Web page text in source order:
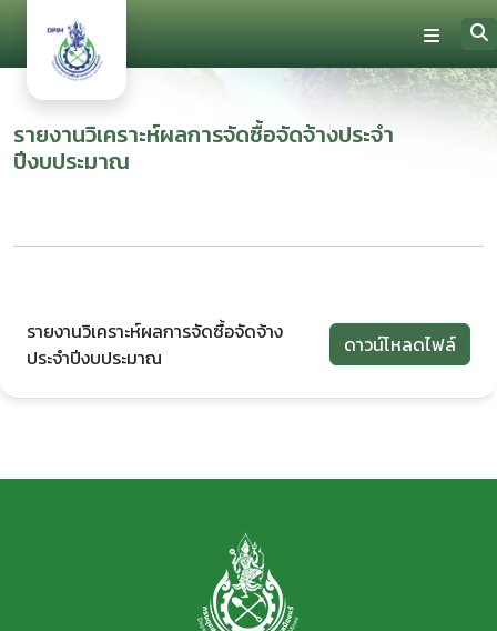
รายงานวิเคราะห์ผลการจัดซื้อจัดจ้างประจำ
ปีงบประมาณ
รายงานวิเคราะห์ผลการจัดซื้อจัดจ้าง
ประจำปีงบประมาณ
ดาวน์โหลดไฟล์